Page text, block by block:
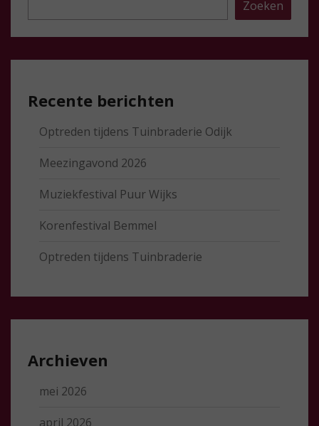
Zoeken
Recente berichten
Optreden tijdens Tuinbraderie Odijk
Meezingavond 2026
Muziekfestival Puur Wijks
Korenfestival Bemmel
Optreden tijdens Tuinbraderie
Archieven
mei 2026
april 2026